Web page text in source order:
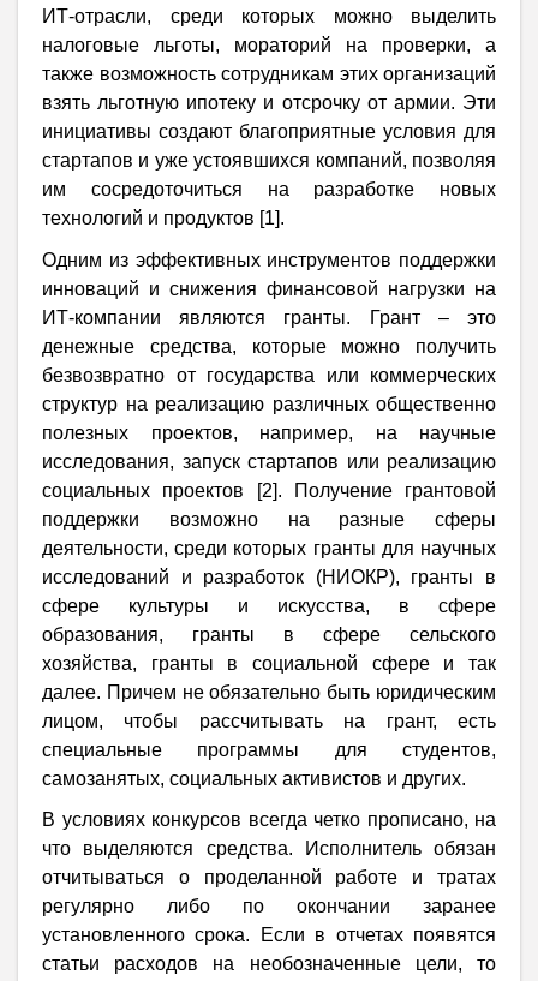
ИТ-отрасли, среди которых можно выделить
налоговые льготы, мораторий на проверки, а
также возможность сотрудникам этих организаций
взять льготную ипотеку и отсрочку от армии. Эти
инициативы создают благоприятные условия для
стартапов и уже устоявшихся компаний, позволяя
им сосредоточиться на разработке новых
технологий и продуктов [1].
Одним из эффективных инструментов поддержки
инноваций и снижения финансовой нагрузки на
ИТ-компании являются гранты. Грант – это
денежные средства, которые можно получить
безвозвратно от государства или коммерческих
структур на реализацию различных общественно
полезных проектов, например, на научные
исследования, запуск стартапов или реализацию
социальных проектов [2]. Получение грантовой
поддержки возможно на разные сферы
деятельности, среди которых гранты для научных
исследований и разработок (НИОКР), гранты в
сфере культуры и искусства, в сфере
образования, гранты в сфере сельского
хозяйства, гранты в социальной сфере и так
далее. Причем не обязательно быть юридическим
лицом, чтобы рассчитывать на грант, есть
специальные программы для студентов,
самозанятых, социальных активистов и других.
В условиях конкурсов всегда четко прописано, на
что выделяются средства. Исполнитель обязан
отчитываться о проделанной работе и тратах
регулярно либо по окончании заранее
установленного срока. Если в отчетах появятся
статьи расходов на необозначенные цели, то